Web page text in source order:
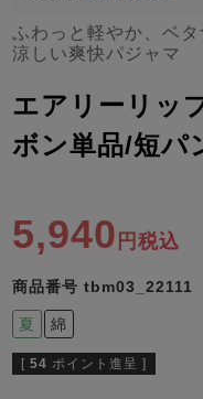
売れ筋ランキング
- Item Ranking -
ズ
パジャマ
ボーイ
ふわっと軽やか、ベ
涼しい爽快パジャマ
エアリーリッ
ボン単品/短パ
5,940 税込
商品番号 tbm03_22111
夏 綿
[ 54 ポイント進呈 ]